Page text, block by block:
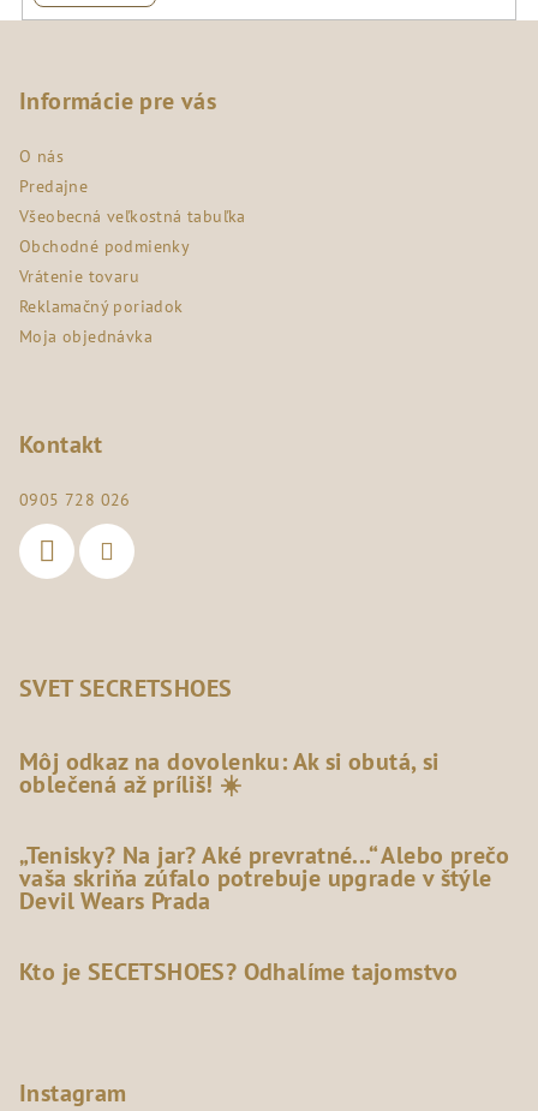
Informácie pre vás
O nás
Predajne
Všeobecná veľkostná tabuľka
Obchodné podmienky
Vrátenie tovaru
Reklamačný poriadok
Moja objednávka
Kontakt
0905 728 026
SVET SECRETSHOES
Môj odkaz na dovolenku: Ak si obutá, si
oblečená až príliš! ☀️
„Tenisky? Na jar? Aké prevratné...“ Alebo prečo
vaša skriňa zúfalo potrebuje upgrade v štýle
Devil Wears Prada
Kto je SECETSHOES? Odhalíme tajomstvo
Instagram